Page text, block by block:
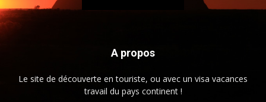
A propos
Le site de découverte en touriste, ou avec un visa vacances
travail du pays continent !